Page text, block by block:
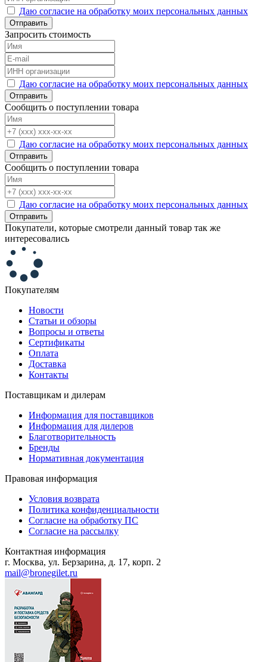
Даю согласие на обработку моих персональных данных
Отправить
Запросить стоимость
Даю согласие на обработку моих персональных данных
Отправить
Сообщить о поступлении товара
Даю согласие на обработку моих персональных данных
Отправить
Сообщить о поступлении товара
Даю согласие на обработку моих персональных данных
Отправить
Покупатели, которые смотрели данный товар так же
интересовались
Покупателям
Новости
Статьи и обзоры
Вопросы и ответы
Сертификаты
Оплата
Доставка
Контакты
Поставщикам и дилерам
Информация для поставщиков
Информация для дилеров
Благотворительность
Бренды
Нормативная документация
Правовая информация
Условия возврата
Политика конфиденциальности
Согласие на обработку ПС
Согласие на рассылку
Контактная информация
г. Москва, ул. Берзарина, д. 17, корп. 2
mail@bronegilet.ru